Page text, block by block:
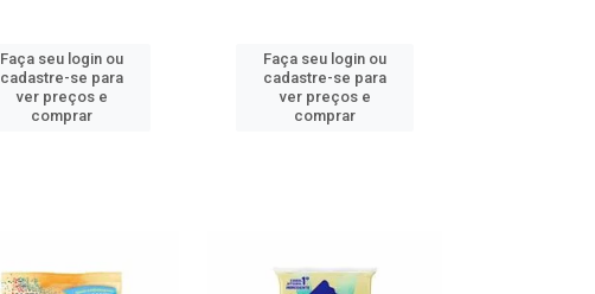
Faça seu login ou
cadastre-se para
ver preços e
comprar
Faça seu login ou
cadastre-se para
ver preços e
comprar